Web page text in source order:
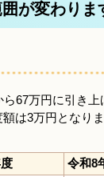
が変わりま
67万円に引き上
は3万円となりま
令和8